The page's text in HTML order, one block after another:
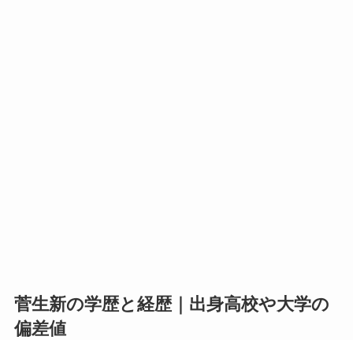
菅生新の学歴と経歴｜出身高校や大学の
偏差値